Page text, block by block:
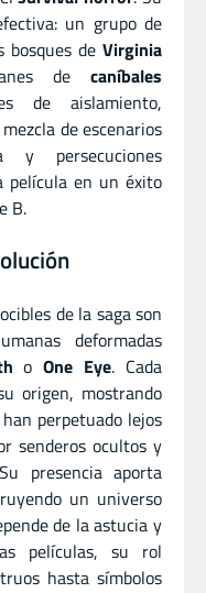
un grupo de
bosques de Virginia
de caníbales
de aislamiento,
de escenarios
y persecuciones
película en un éxito
B.
de la saga son
deformadas
oOne Eye. Cada
origen, mostrando
perpetuado lejos
senderos ocultos y
presencia aporta
un universo
de la astucia y
películas, su rol
hasta símbolos